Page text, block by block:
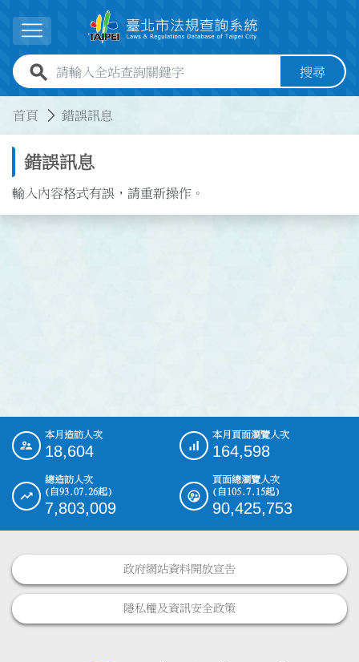
展開選單
全站查詢關鍵字欄位 搜尋
首頁 錯誤訊息
錯誤訊息
輸入內容格式有誤，請重新操作。
::: 本月造訪人次
18,604
本月頁面瀏覽人次
164,598
總造訪人次
(自93.07.26起)
7,803,009
頁面總瀏覽人次
(自105.7.15起)
90,425,753
政府網站資料開放宣告
隱私權及資訊安全政策